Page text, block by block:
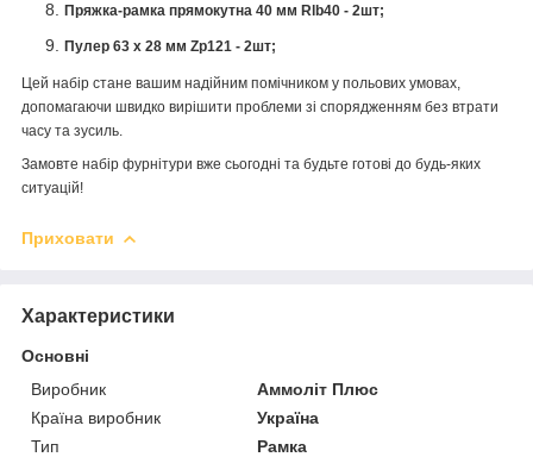
Пряжка-рамка прямокутна 40 мм Rlb40 - 2шт;
Пулер 63 х 28 мм Zp121 - 2шт;
Цей набір стане вашим надійним помічником у польових умовах,
допомагаючи швидко вирішити проблеми зі спорядженням без втрати
часу та зусиль.
Замовте набір фурнітури вже сьогодні та будьте готові до будь-яких
ситуацій!
Приховати
Характеристики
Основні
Виробник
Аммоліт Плюс
Країна виробник
Україна
Тип
Рамка